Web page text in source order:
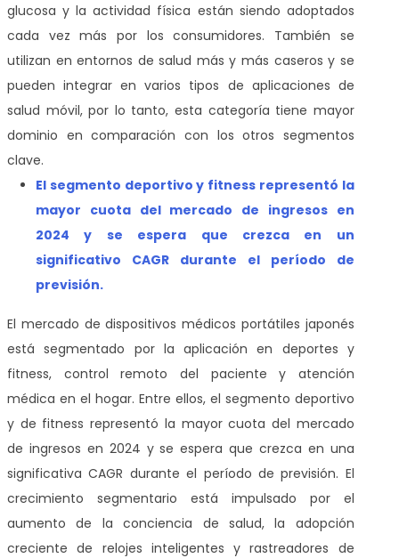
glucosa y la actividad física están siendo adoptados
cada vez más por los consumidores. También se
utilizan en entornos de salud más y más caseros y se
pueden integrar en varios tipos de aplicaciones de
salud móvil, por lo tanto, esta categoría tiene mayor
dominio en comparación con los otros segmentos
clave.
El segmento deportivo y fitness representó la
mayor cuota del mercado de ingresos en
2024 y se espera que crezca en un
significativo CAGR durante el período de
previsión.
El mercado de dispositivos médicos portátiles japonés
está segmentado por la aplicación en deportes y
fitness, control remoto del paciente y atención
médica en el hogar. Entre ellos, el segmento deportivo
y de fitness representó la mayor cuota del mercado
de ingresos en 2024 y se espera que crezca en una
significativa CAGR durante el período de previsión. El
crecimiento segmentario está impulsado por el
aumento de la conciencia de salud, la adopción
creciente de relojes inteligentes y rastreadores de